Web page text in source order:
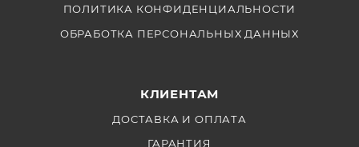
ПОЛИТИКА КОНФИДЕНЦИАЛЬНОСТИ
ОБРАБОТКА ПЕРСОНАЛЬНЫХ ДАННЫХ
КЛИЕНТАМ
ДОСТАВКА И ОПЛАТА
ГАРАНТИЯ